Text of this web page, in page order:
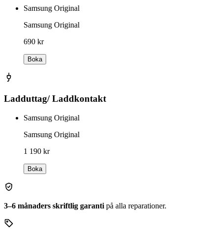
Samsung Original
Samsung Original
690 kr
Boka
Ladduttag/ Laddkontakt
Samsung Original
Samsung Original
1 190 kr
Boka
3–6 månaders skriftlig garanti på alla reparationer.